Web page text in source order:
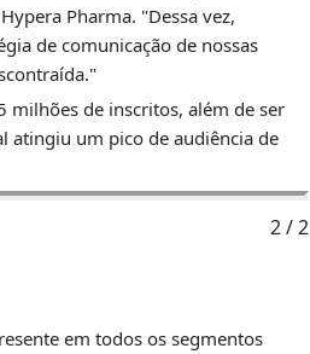
Pharma. "Dessa vez,
de comunicação de nossas
milhões de inscritos, além de ser
atingiu um pico de audiência de
2 / 2
em todos os segmentos